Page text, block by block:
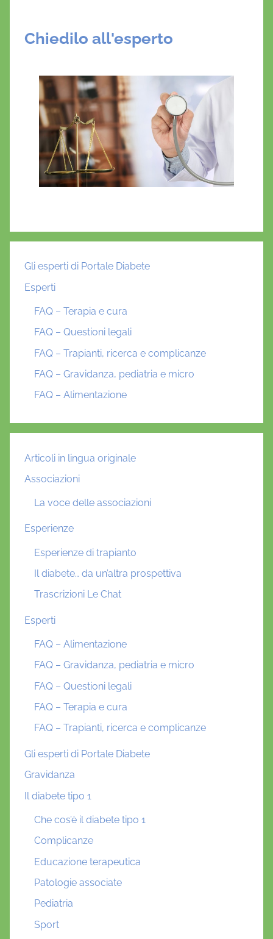
Chiedilo all'esperto
Gli esperti di Portale Diabete
Esperti
FAQ – Terapia e cura
FAQ – Questioni legali
FAQ – Trapianti, ricerca e complicanze
FAQ – Gravidanza, pediatria e micro
FAQ – Alimentazione
Articoli in lingua originale
Associazioni
La voce delle associazioni
Esperienze
Esperienze di trapianto
Il diabete… da un’altra prospettiva
Trascrizioni Le Chat
Esperti
FAQ – Alimentazione
FAQ – Gravidanza, pediatria e micro
FAQ – Questioni legali
FAQ – Terapia e cura
FAQ – Trapianti, ricerca e complicanze
Gli esperti di Portale Diabete
Gravidanza
Il diabete tipo 1
Che cos’è il diabete tipo 1
Complicanze
Educazione terapeutica
Patologie associate
Pediatria
Sport